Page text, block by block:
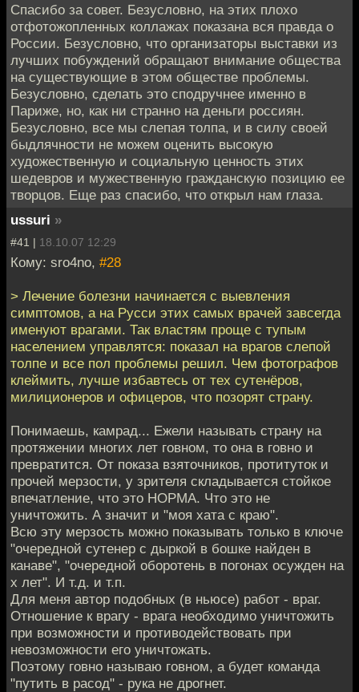
Спасибо за совет. Безусловно, на этих плохо
отфотожопленных коллажах показана вся правда о
России. Безусловно, что организаторы выставки из
лучших побуждений обращают внимание общества
на существующие в этом обществе проблемы.
Безусловно, сделать это сподручнее именно в
Париже, но, как ни странно на деньги россиян.
Безусловно, все мы слепая толпа, и в силу своей
быдлячности не можем оценить высокую
художественную и социальную ценность этих
шедевров и мужественную гражданскую позицию ее
творцов. Еще раз спасибо, что открыл нам глаза.
ussuri »
#41 | 18.10.07 12:29
Кому: sro4no, #28
> Лечение болезни начинается с выевления
симптомов, а на Русси этих самых врачей завсегда
именуют врагами. Так властям проще с тупым
населением управлятся: показал на врагов слепой
толпе и все пол проблемы решил. Чем фотографов
клеймить, лучше избавтесь от тех сутенёров,
милиционеров и офицеров, что позорят страну.
Понимаешь, камрад... Ежели называть страну на
протяжении многих лет говном, то она в говно и
превратится. От показа взяточников, протитуток и
прочей мерзости, у зрителя складывается стойкое
впечатление, что это НОРМА. Что это не
уничтожить. А значит и "моя хата с краю".
Всю эту мерзость можно показывать только в ключе
"очередной сутенер с дыркой в бошке найден в
канаве", "очередной оборотень в погонах осужден на
x лет". И т.д. и т.п.
Для меня автор подобных (в ньюсе) работ - враг.
Отношение к врагу - врага необходимо уничтожить
при возможности и противодействовать при
невозможности его уничтожать.
Поэтому говно называю говном, а будет команда
"путить в расод" - рука не дрогнет.